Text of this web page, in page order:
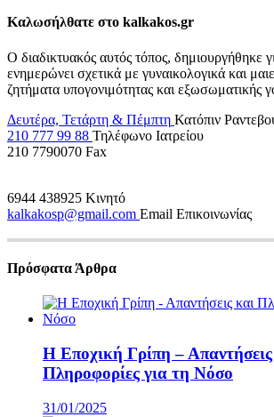
Καλωσήλθατε στο kalkakos.gr
Ο διαδικτυακός αυτός τόπος, δημιουργήθηκε
ενημερώνει σχετικά με γυναικολογικά και
ζητήματα υπογονιμότητας και εξωσωματικής
Δευτέρα, Τετάρτη & Πέμπτη Κατόπιν
210 777 99 88 Τηλέφωνο Ιατρείου
210 7790070 Fax
6944 438925 Κινητό
kalkakosp@gmail.com Email Επικοινωνίας
Πρόσφατα Άρθρα
Η Εποχική Γρίπη – Απαντήσεις
Πληροφορίες για τη Νόσο
31/01/2025